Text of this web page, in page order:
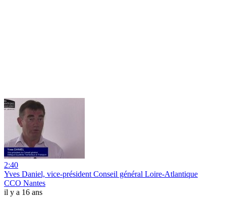
2:40
Yves Daniel, vice-président Conseil général Loire-Atlantique
CCO Nantes
il y a 16 ans